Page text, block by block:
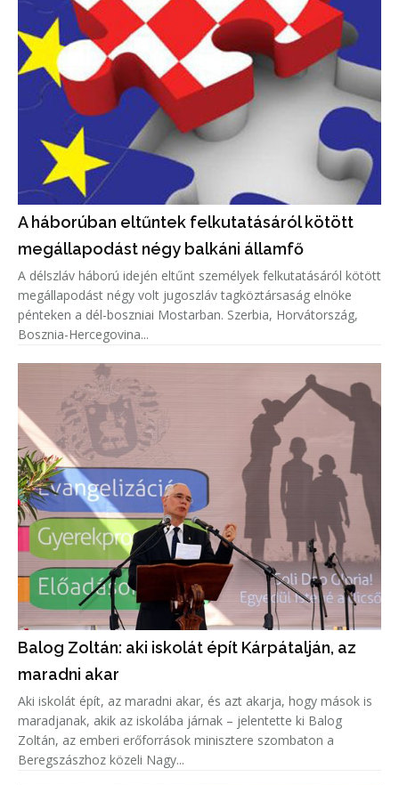
A háborúban eltűntek felkutatásáról kötött
megállapodást négy balkáni államfő
A délszláv háború idején eltűnt személyek felkutatásáról kötött
megállapodást négy volt jugoszláv tagköztársaság elnöke
pénteken a dél-boszniai Mostarban. Szerbia, Horvátország,
Bosznia-Hercegovina...
Balog Zoltán: aki iskolát épít Kárpátalján, az
maradni akar
Aki iskolát épít, az maradni akar, és azt akarja, hogy mások is
maradjanak, akik az iskolába járnak – jelentette ki Balog
Zoltán, az emberi erőforrások minisztere szombaton a
Beregszászhoz közeli Nagy...